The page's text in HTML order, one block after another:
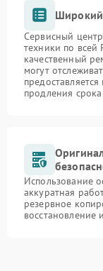
Широкий
Сервисный
техники по всей
качественный
могут
продления
Использование
аккуратная
резервное